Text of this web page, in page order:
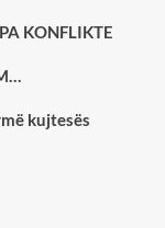
KONFLIKTE
kujtesës